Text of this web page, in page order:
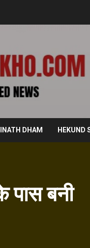
DHAM HEKUND
पास बनी